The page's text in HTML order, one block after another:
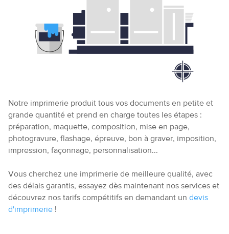
Notre imprimerie produit tous vos documents en petite et
grande quantité et prend en charge toutes les étapes :
préparation, maquette, composition, mise en page,
photogravure, flashage, épreuve, bon à graver, imposition,
impression, façonnage, personnalisation...
Vous cherchez une imprimerie de meilleure qualité, avec
des délais garantis, essayez dès maintenant nos services et
découvrez nos tarifs compétitifs en demandant un devis
d'imprimerie !